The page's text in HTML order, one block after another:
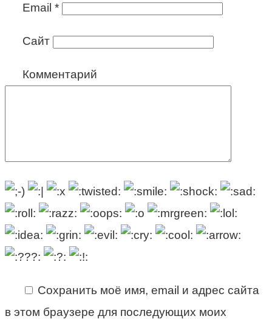
Email *
Сайт
Комментарий
Сохранить моё имя, email и адрес сайта
в этом браузере для последующих моих